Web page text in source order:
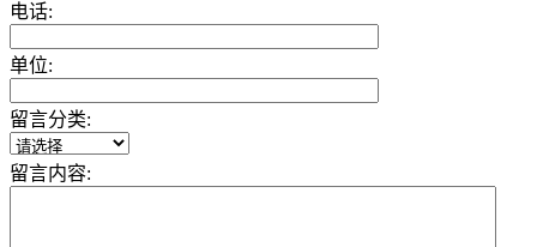
电话:
单位:
留言分类:
留言内容: